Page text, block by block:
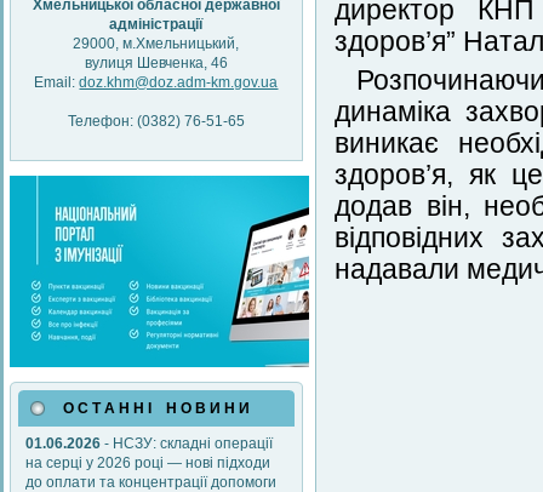
Хмельницької обласної державної
адміністрації
29000, м.Хмельницький,
вулиця Шевченка, 46
Email:doz.khm@doz.adm-km.gov.ua
Телефон: (0382) 76-51-65
О С Т А Н Н І Н О В И Н И
01.06.2026 - НСЗУ: складні операції
на серці у 2026 році — нові підходи
до оплати та концентрації допомоги
директор КНП
здоров’я”
динаміка
виникає
здоров’я, як
додав він,
відповідних
надавали